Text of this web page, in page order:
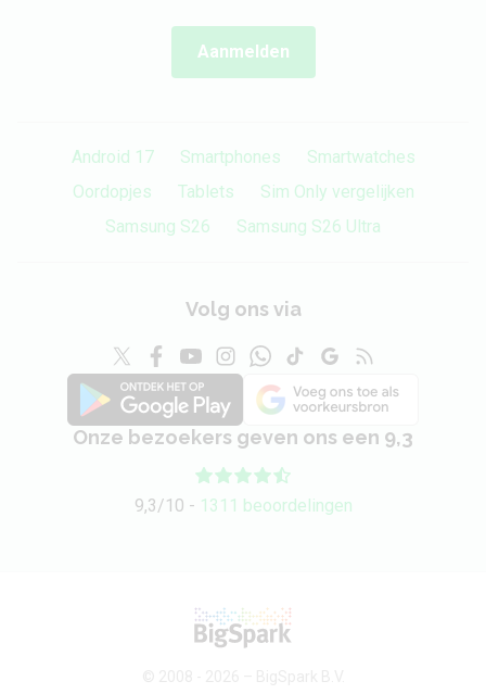
Aanmelden
Android 17 Smartphones
Smartwatches
Oordopjes
Tablets
Sim Only vergelijken
Samsung S26
Samsung S26 Ultra
Volg ons via
Onze bezoekers geven ons een 9,3
9,3/10 - 1311 beoordelingen